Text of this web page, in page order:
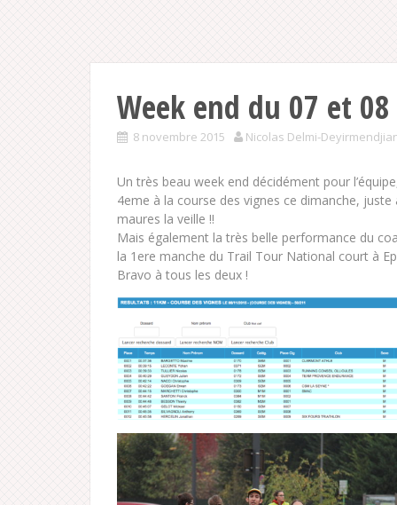
Week end du 07 et
8 novembre 2015 Nicolas Delmi-
Un très beau week end décidément pour
4eme à la course des vignes ce dimanche,
maures la veille !!
Mais également la très belle performance du
la 1ere manche du Trail Tour National court à
Bravo à tous les deux !